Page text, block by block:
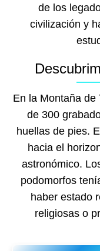
de los
civilización y
En la Montaña de
de 300
huellas de pies.
hacia el
astronómico.
podomorfos
haber estado
religiosas o